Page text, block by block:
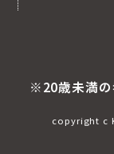
※20歳未満の
copyright c